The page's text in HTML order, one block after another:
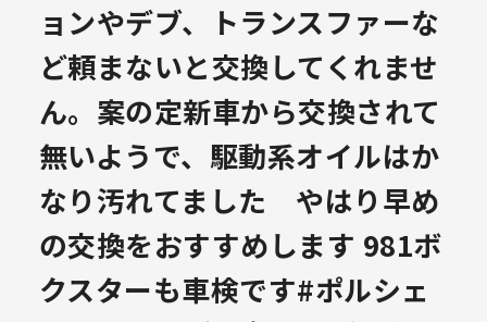
ョンやデブ、トランスファーな
ど頼まないと交換してくれませ
ん。案の定新車から交換されて
無いようで、駆動系オイルはか
なり汚れてました やはり早め
の交換をおすすめします 981ボ
クスターも車検です️#ポルシェ